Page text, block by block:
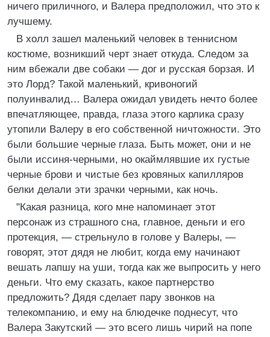
ничего приличного, и Валера предположил, что это к
лучшему.
В холл зашел маленький человек в теннисном
костюме, возникший черт знает откуда. Следом за
ним вбежали две собаки — дог и русская борзая. И
это Лорд? Такой маленький, кривоногий
полуинвалид… Валера ожидал увидеть нечто более
впечатляющее, правда, глаза этого карлика сразу
утопили Валеру в его собственной ничтожности. Это
были большие черные глаза. Быть может, они и не
были иссиня-черными, но окаймлявшие их густые
черные брови и чистые без кровяных капилляров
белки делали эти зрачки черными, как ночь.
"Какая разница, кого мне напоминает этот
персонаж из страшного сна, главное, деньги и его
протекция, — стрельнуло в голове у Валеры, —
говорят, этот дядя не любит, когда ему начинают
вешать лапшу на уши, тогда как же выпросить у него
деньги. Что ему сказать, какое партнерство
предложить? Дядя сделает пару звонков на
телекомпанию, и ему на блюдечке поднесут, что
Валера Закутский — это всего лишь чирий на попе